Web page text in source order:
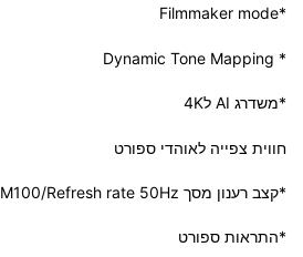
*Filmmaker mode
* Dynamic Tone Mapping
*משדרג AI ל4K
חווית צפייה לאוהדי ספורט
*קצב רענון מסך TM100/Refresh rate 50Hz
*התראות ספורט